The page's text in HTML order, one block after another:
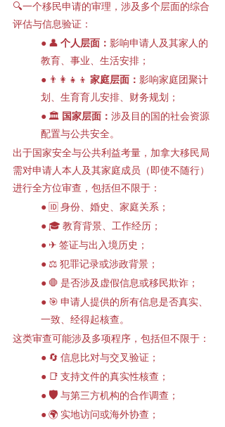
🔍一个移民申请的审理，涉及多个层面的综合
评估与信息验证：
● 👤 个人层面： 影响申请人及其家人的
教育、事业、生活安排；
● 👨‍👩‍👧‍👦 家庭层面： 影响家庭团聚计
划、生育育儿安排、财务规划；
● 🏛 国家层面： 涉及目的国的社会资源
配置与公共安全。
出于国家安全与公共利益考量，加拿大移民局
需对申请人本人及其家庭成员（即使不随行）
进行全方位审查，包括但不限于：
● 🆔 身份、婚史、家庭关系；
● 🎓 教育背景、工作经历；
● ✈ 签证与出入境历史；
● ⚖ 犯罪记录或涉政背景；
● 🛑 是否涉及虚假信息或移民欺诈；
● 🎯 申请人提供的所有信息是否真实、
一致、经得起核查。
这类审查可能涉及多项程序，包括但不限于：
● 🔄 信息比对与交叉验证；
● 📑 支持文件的真实性核查；
● 🛡 与第三方机构的合作调查；
● 🌍 实地访问或海外协查；